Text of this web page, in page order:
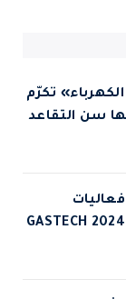
تكرّم
سن التقاعد